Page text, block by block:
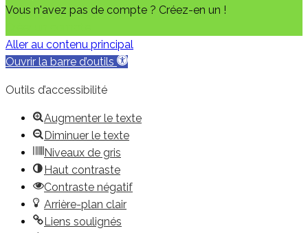
Vous n'avez pas de compte ? Créez-en un !
Aller au contenu principal
Ouvrir la barre d’outils
Outils d’accessibilité
Augmenter le texte
Diminuer le texte
Niveaux de gris
Haut contraste
Contraste négatif
Arrière-plan clair
Liens soulignés